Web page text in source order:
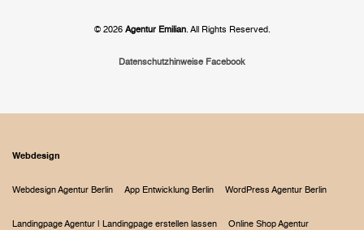
© 2026 Agentur Emilian. All Rights Reserved.
Datenschutzhinweise Facebook
Webdesign
Webdesign Agentur Berlin App Entwicklung Berlin WordPress Agentur Berlin
Landingpage Agentur | Landingpage erstellen lassen Online Shop Agentur